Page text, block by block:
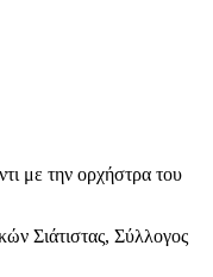
με την ορχήστρα του
Σιάτιστας, Σύλλογος